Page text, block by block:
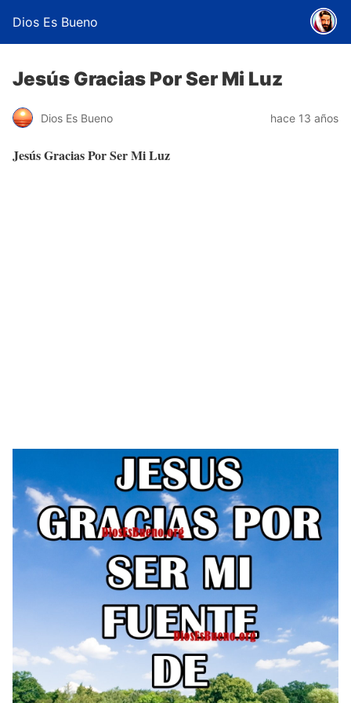
Dios Es Bueno
Jesús Gracias Por Ser Mi Luz
Dios Es Bueno hace 13 años
Jesús Gracias Por Ser Mi Luz